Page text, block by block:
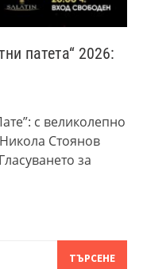
патета“ 2026:
с великолепно
Стоянов
за